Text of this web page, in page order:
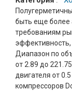
быть еще более
требованиям
Диапазон по
от 2.89 до
двигателя от
компрессоров